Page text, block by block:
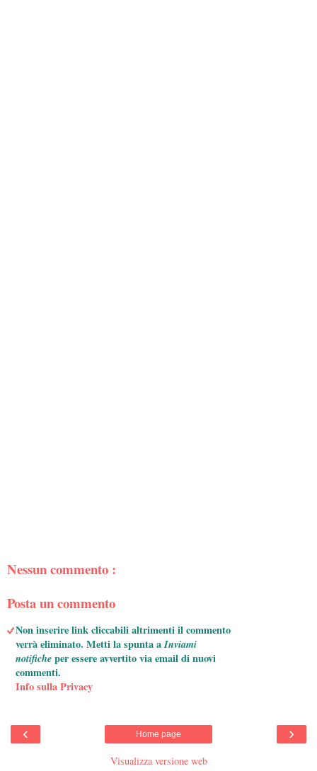
Nessun commento :
Posta un commento
Non inserire link cliccabili altrimenti il commento
verrà eliminato. Metti la spunta aInviami
notificheper essere avvertito via email di nuovi
commenti.
Info sulla Privacy
‹ ›
Home page
Visualizza versione web